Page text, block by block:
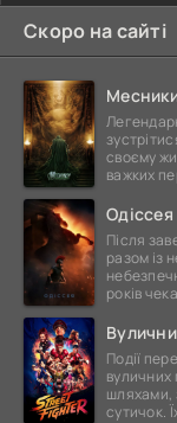
Скоро на сайті
своєму
важких
Одіссея
Після
разом із
років
Події
вуличних
шляхами,
сутичок.